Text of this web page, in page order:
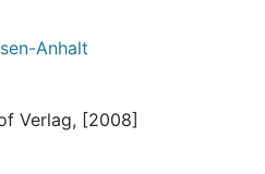
Anhalt
Verlag, [2008]